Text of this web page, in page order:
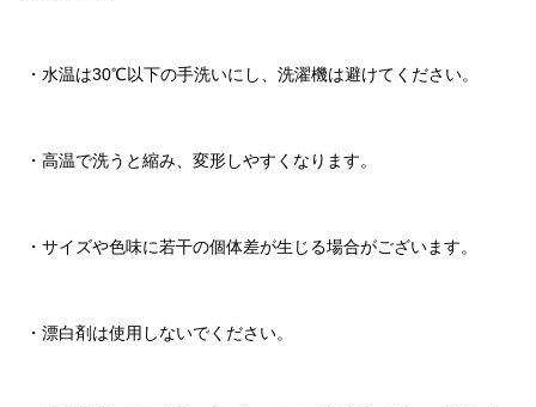
・水温は30℃以下の手洗いにし、洗濯機は避けてください。
・高温で洗うと縮み、変形しやすくなります。
・サイズや色味に若干の個体差が生じる場合がございます。
・漂白剤は使用しないでください。